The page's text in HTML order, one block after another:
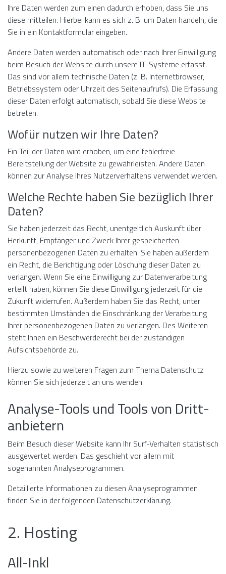
Ihre Daten werden zum einen dadurch erhoben, dass Sie uns
diese mitteilen. Hierbei kann es sich z. B. um Daten handeln, die
Sie in ein Kontaktformular eingeben.
Andere Daten werden automatisch oder nach Ihrer Einwilligung
beim Besuch der Website durch unsere IT-Systeme erfasst.
Das sind vor allem technische Daten (z. B. Internetbrowser,
Betriebssystem oder Uhrzeit des Seitenaufrufs). Die Erfassung
dieser Daten erfolgt automatisch, sobald Sie diese Website
betreten.
Wofür nutzen wir Ihre Daten?
Ein Teil der Daten wird erhoben, um eine fehlerfreie
Bereitstellung der Website zu gewährleisten. Andere Daten
können zur Analyse Ihres Nutzerverhaltens verwendet werden.
Welche Rechte haben Sie bezüglich Ihrer
Daten?
Sie haben jederzeit das Recht, unentgeltlich Auskunft über
Herkunft, Empfänger und Zweck Ihrer gespeicherten
personenbezogenen Daten zu erhalten. Sie haben außerdem
ein Recht, die Berichtigung oder Löschung dieser Daten zu
verlangen. Wenn Sie eine Einwilligung zur Datenverarbeitung
erteilt haben, können Sie diese Einwilligung jederzeit für die
Zukunft widerrufen. Außerdem haben Sie das Recht, unter
bestimmten Umständen die Einschränkung der Verarbeitung
Ihrer personenbezogenen Daten zu verlangen. Des Weiteren
steht Ihnen ein Beschwerderecht bei der zuständigen
Aufsichtsbehörde zu.
Hierzu sowie zu weiteren Fragen zum Thema Datenschutz
können Sie sich jederzeit an uns wenden.
Analyse-Tools und Tools von Dritt­
anbietern
Beim Besuch dieser Website kann Ihr Surf-Verhalten statistisch
ausgewertet werden. Das geschieht vor allem mit
sogenannten Analyseprogrammen.
Detaillierte Informationen zu diesen Analyseprogrammen
finden Sie in der folgenden Datenschutzerklärung.
2. Hosting
All-Inkl